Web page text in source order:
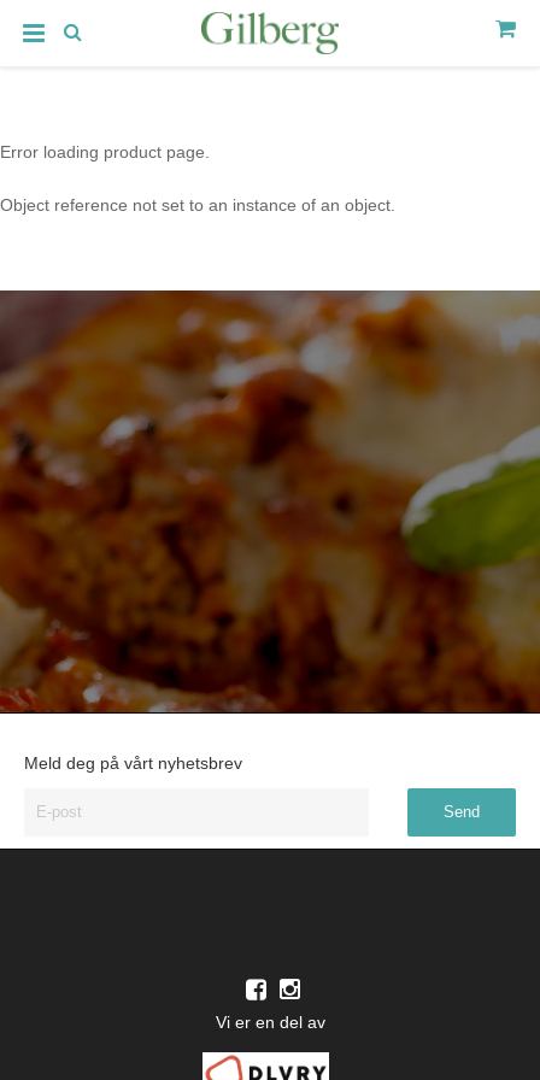
Error loading product page.
Object reference not set to an instance of an object.
Meld deg på vårt nyhetsbrev
Vi er en del av